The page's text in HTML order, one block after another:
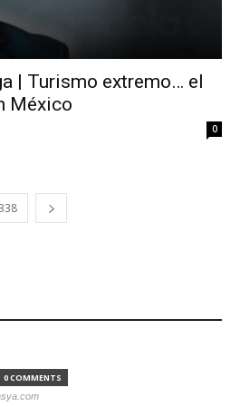
| Turismo extremo… el
México
0
0 COMMENTS